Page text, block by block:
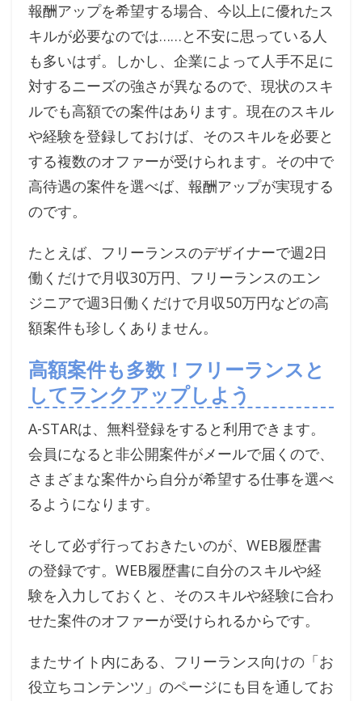
報酬アップを希望する場合、今以上に優れたス
キルが必要なのでは……と不安に思っている人
も多いはず。しかし、企業によって人手不足に
対するニーズの強さが異なるので、現状のスキ
ルでも高額での案件はあります。現在のスキル
や経験を登録しておけば、そのスキルを必要と
する複数のオファーが受けられます。その中で
高待遇の案件を選べば、報酬アップが実現する
のです。
たとえば、フリーランスのデザイナーで週2日
働くだけで月収30万円、フリーランスのエン
ジニアで週3日働くだけで月収50万円などの高
額案件も珍しくありません。
高額案件も多数！フリーランスと
してランクアップしよう
A-STARは、無料登録をすると利用できます。
会員になると非公開案件がメールで届くので、
さまざまな案件から自分が希望する仕事を選べ
るようになります。
そして必ず行っておきたいのが、WEB履歴書
の登録です。WEB履歴書に自分のスキルや経
験を入力しておくと、そのスキルや経験に合わ
せた案件のオファーが受けられるからです。
またサイト内にある、フリーランス向けの「お
役立ちコンテンツ」のページにも目を通してお